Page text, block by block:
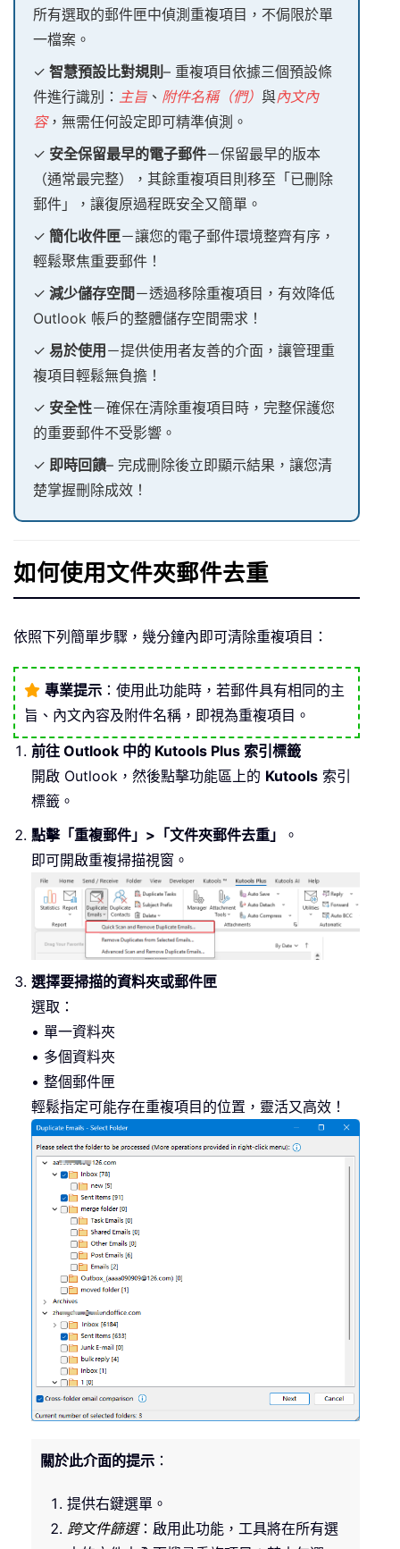
所有選取的郵件匣中偵測重複項目，不侷限於單
一檔案。
✓ 智慧預設比對規則 – 重複項目依據三個預設條
件進行識別： 主旨 、 附件名稱（們） 與內文內
容，無需任何設定即可精準偵測。
✓ 安全保留最早的電子郵件－保留最早的版本
（通常最完整），其餘重複項目則移至「已刪除
郵件」，讓復原過程既安全又簡單。
✓ 簡化收件匣－讓您的電子郵件環境整齊有序，
輕鬆聚焦重要郵件！
✓ 減少儲存空間 －透過移除重複項目，有效降低
Outlook 帳戶的整體儲存空間需求！
✓ 易於使用 －提供使用者友善的介面，讓管理重
複項目輕鬆無負擔！
✓ 安全性－確保在清除重複項目時，完整保護您
的重要郵件不受影響。
✓ 即時回饋– 完成刪除後立即顯示結果，讓您清
楚掌握刪除成效！
如何使用文件夾郵件去重
依照下列簡單步驟，幾分鐘內即可清除重複項目：
專業提示 ：使用此功能時，若郵件具有相同的主
旨、內文內容及附件名稱，即視為重複項目。
前往 Outlook 中的 Kutools Plus 索引標籤
開啟 Outlook，然後點擊功能區上的 Kutools 索引
標籤。
點擊「重複郵件」>「文件夾郵件去重」
。
即可開啟重複掃描視窗。
選擇要掃描的資料夾或郵件匣
選取：
• 單一資料夾
• 多個資料夾
• 整個郵件匣
輕鬆指定可能存在重複項目的位置，靈活又高效！
關於此介面的提示 ：
提供右鍵選單。
跨文件篩選：啟用此功能，工具將在所有選